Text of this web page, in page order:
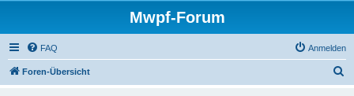
Mwpf-Forum
FAQ Anmelden
Foren-Übersicht